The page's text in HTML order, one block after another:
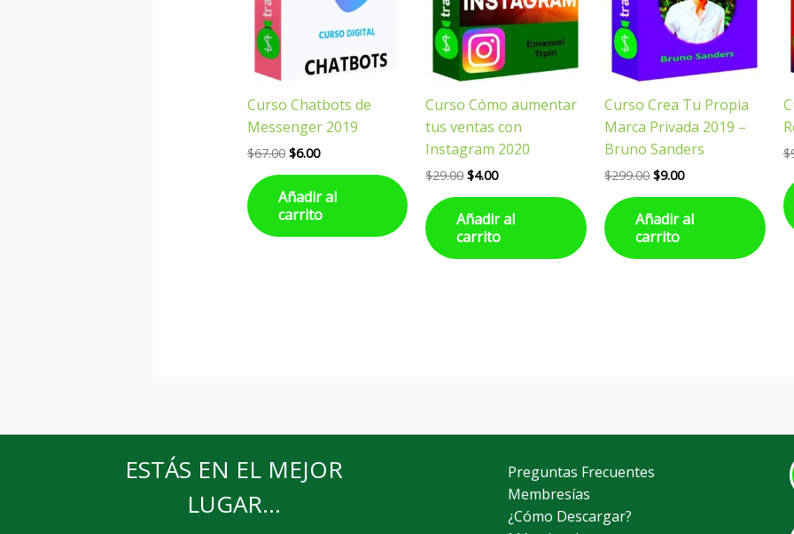
Curso Chatbots de
Messenger 2019
$67.00 $6.00
Añadir al
carrito
Curso Cómo aumentar
tus ventas con
Instagram 2020
$29.00 $4.00
Añadir al
carrito
Curso Crea Tu Propia
Marca Privada 2019 –
Bruno Sanders
$299.00 $9.00
Añadir al
carrito
$
ESTÁS EN EL MEJOR
LUGAR...
Preguntas Frecuentes
Membresías
¿Cómo Descargar?